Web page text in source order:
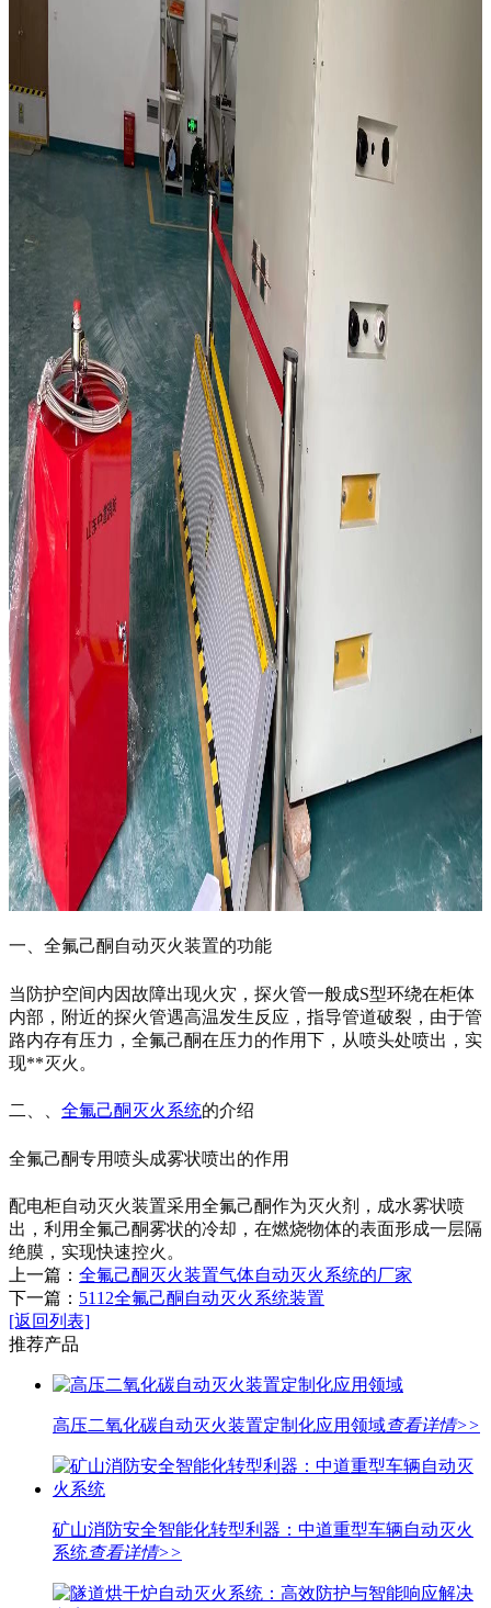
一、全氟己酮自动灭火装置的功能
当防护空间内因故障出现火灾，探火管一般成S型环绕在柜体
内部，附近的探火管遇高温发生反应，指导管道破裂，由于管
路内存有压力，全氟己酮在压力的作用下，从喷头处喷出，实
现**灭火。
二、、 全氟己酮灭火系统的介绍
全氟己酮专用喷头成雾状喷出的作用
配电柜自动灭火装置采用全氟己酮作为灭火剂，成水雾状喷
出，利用全氟己酮雾状的冷却，在燃烧物体的表面形成一层隔
绝膜，实现快速控火。
上一篇： 全氟己酮灭火装置气体自动灭火系统的厂家
下一篇： 5112全氟己酮自动灭火系统装置
[返回列表]
推荐产品
高压二氧化碳自动灭火装置定制化应用领域查看详情>>
矿山消防安全智能化转型利器：中道重型车辆自动灭火
系统查看详情>>